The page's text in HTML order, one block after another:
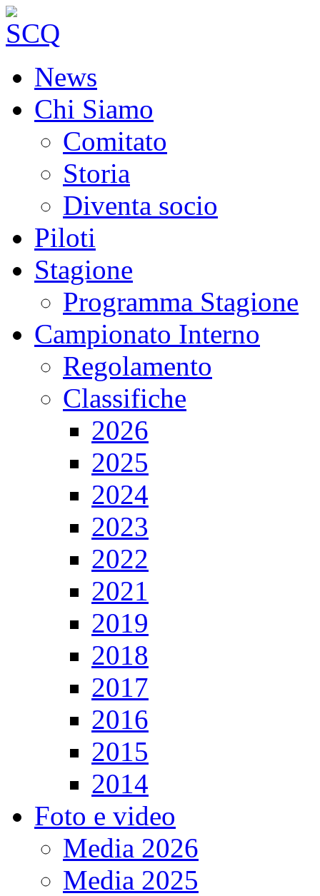
News
Chi Siamo
Comitato
Storia
Diventa socio
Piloti
Stagione
Programma Stagione
Campionato Interno
Regolamento
Classifiche
2026
2025
2024
2023
2022
2021
2019
2018
2017
2016
2015
2014
Foto e video
Media 2026
Media 2025